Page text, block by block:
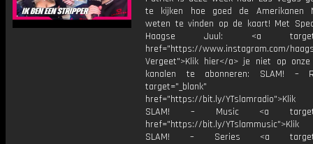
te kijken hoe goed de Amerikanen
weten te vinden op de kaart! Met
Haagse Juul: <a
href="https://www.instagram.com/
Vergeet">Klik hier</a> je niet op onze
kanalen te abonneren: SLAM! –
target="_blank"
href="https://bit.ly/
SLAM! – Music <a
href="https://bit.ly/
SLAM! – Series <a